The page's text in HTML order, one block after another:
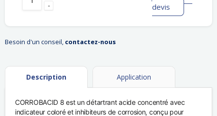
-
devis
Besoin d'un conseil, contactez-nous
Description Application
CORROBACID 8 est un détartrant acide concentré avec
indicateur coloré et inhibiteurs de corrosion, conçu pour